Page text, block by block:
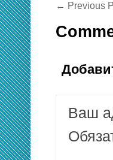
← Previous
Ваш